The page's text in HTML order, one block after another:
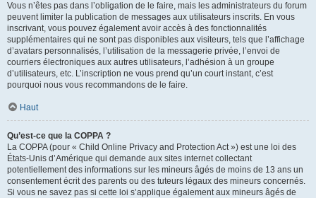
Vous n’êtes pas dans l’obligation de le faire, mais les administrateurs du forum
peuvent limiter la publication de messages aux utilisateurs inscrits. En vous
inscrivant, vous pouvez également avoir accès à des fonctionnalités
supplémentaires qui ne sont pas disponibles aux visiteurs, tels que l’affichage
d’avatars personnalisés, l’utilisation de la messagerie privée, l’envoi de
courriers électroniques aux autres utilisateurs, l’adhésion à un groupe
d’utilisateurs, etc. L’inscription ne vous prend qu’un court instant, c’est
pourquoi nous vous recommandons de le faire.
Haut
Qu’est-ce que la COPPA ?
La COPPA (pour « Child Online Privacy and Protection Act ») est une loi des
États-Unis d’Amérique qui demande aux sites internet collectant
potentiellement des informations sur les mineurs âgés de moins de 13 ans un
consentement écrit des parents ou des tuteurs légaux des mineurs concernés.
Si vous ne savez pas si cette loi s’applique également aux mineurs âgés de